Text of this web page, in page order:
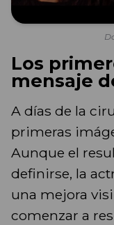
Los
mensaje
A días de la
primeras
Aunque el
definirse, la
una mejora
comenzar a